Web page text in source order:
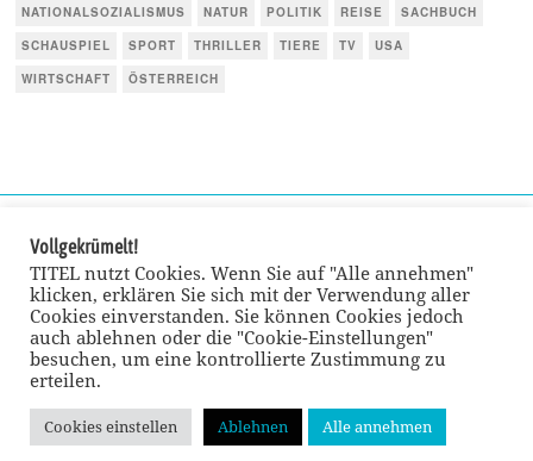
NATIONALSOZIALISMUS
NATUR POLITIK REISE
SACHBUCH
SCHAUSPIEL
SPORT THRILLER TIERE TV
USA
WIRTSCHAFT
ÖSTERREICH
© TITEL kulturmagazin 2022
Vollgekrümelt!
TITEL nutzt Cookies. Wenn Sie auf "Alle annehmen"
klicken, erklären Sie sich mit der Verwendung aller
Cookies einverstanden. Sie können Cookies jedoch
auch ablehnen oder die "Cookie-Einstellungen"
besuchen, um eine kontrollierte Zustimmung zu
erteilen.
Cookies einstellen Ablehnen Alle annehmen